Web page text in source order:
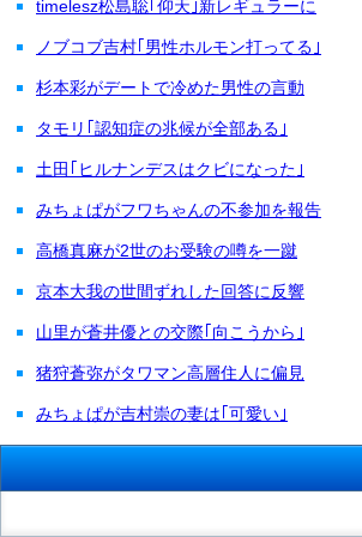
timelesz松島聡｢仰天｣新レギュラーに
ノブコブ吉村｢男性ホルモン打ってる｣
杉本彩がデートで冷めた男性の言動
タモリ｢認知症の兆候が全部ある｣
土田｢ヒルナンデスはクビになった｣
みちょぱがフワちゃんの不参加を報告
高橋真麻が2世のお受験の噂を一蹴
京本大我の世間ずれした回答に反響
山里が蒼井優との交際｢向こうから｣
猪狩蒼弥がタワマン高層住人に偏見
みちょぱが吉村崇の妻は｢可愛い｣